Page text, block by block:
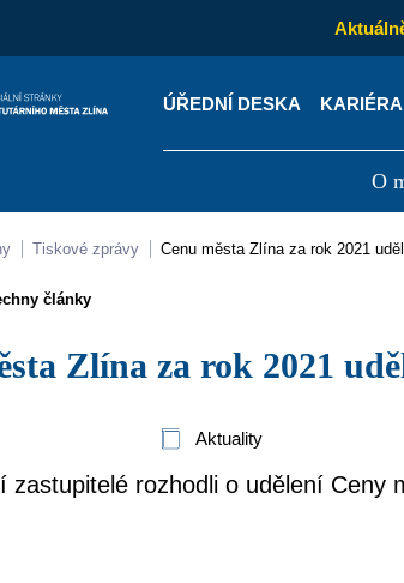
ÚŘEDNÍ DESKA KARIÉRA
O
Úřední deska
Tiskové zprávy Cenu města Zlína za rok 2021
články
Zlína za rok 2021
Aktuality
zastupitelé rozhodli o udělení Ceny